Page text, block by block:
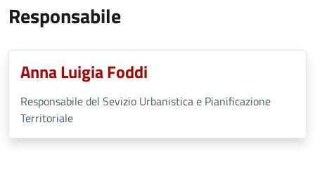
Responsabile
Anna Luigia Foddi
Responsabile del Sevizio Urbanistica e Pianificazione
Territoriale